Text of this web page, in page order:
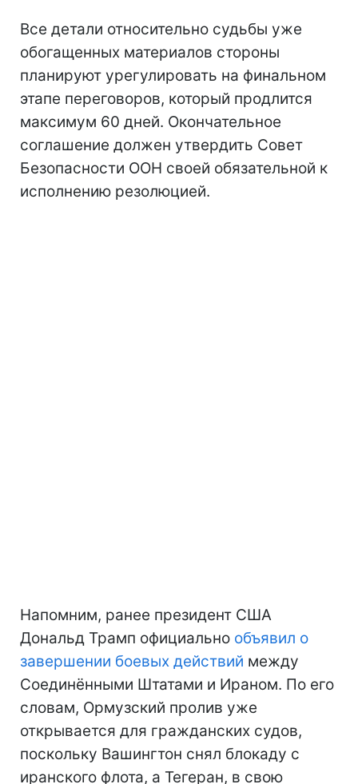
Все детали относительно судьбы уже
обогащенных материалов стороны
планируют урегулировать на финальном
этапе переговоров, который продлится
максимум 60 дней. Окончательное
соглашение должен утвердить Совет
Безопасности ООН своей обязательной к
исполнению резолюцией.
Напомним, ранее президент США
Дональд Трамп официально объявил о
завершении боевых действий между
Соединёнными Штатами и Ираном. По его
словам, Ормузский пролив уже
открывается для гражданских судов,
поскольку Вашингтон снял блокаду с
иранского флота, а Тегеран, в свою